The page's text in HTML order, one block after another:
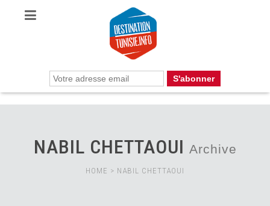
NABIL CHETTAOUI Archive
HOME > NABIL CHETTAOUI